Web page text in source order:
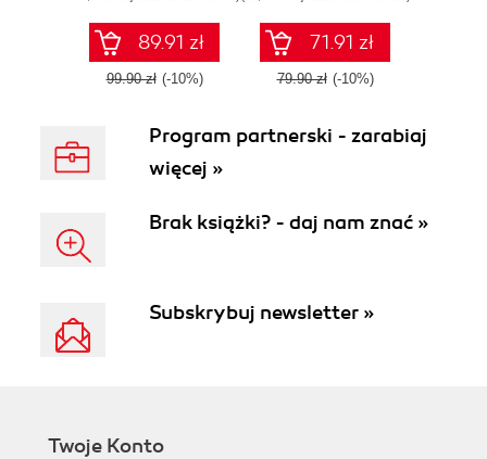
89.91 zł
99.90 zł (-10%)
71.91 zł
79.90 zł (-10%)
Program partnerski - zarabiaj
więcej »
Brak książki? - daj nam znać »
Subskrybuj newsletter »
Twoje Konto